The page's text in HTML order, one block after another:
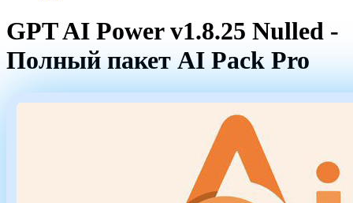
GPT AI Power v1.8.25 Nulled -
Полный пакет AI Pack Pro